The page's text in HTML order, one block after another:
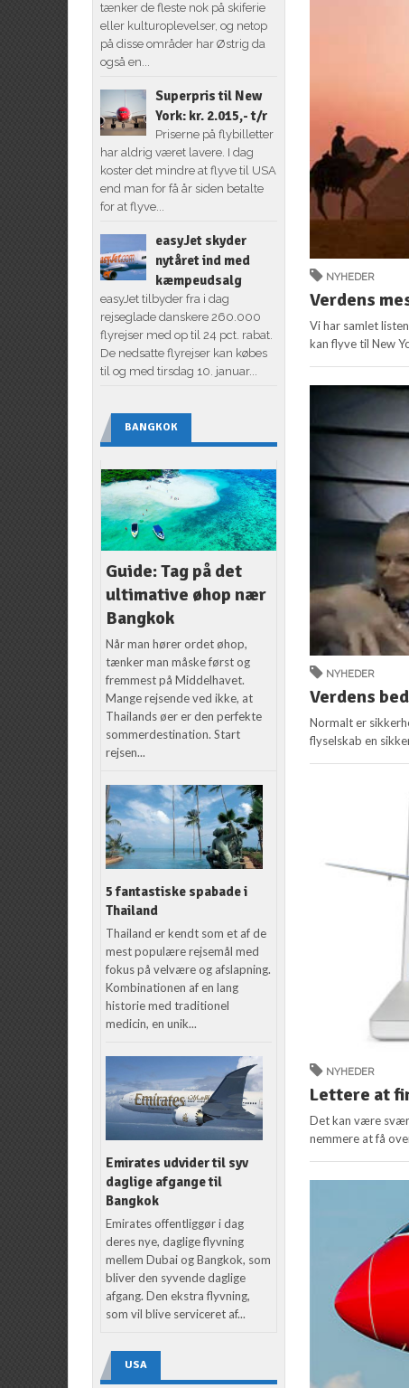
NYHEDER
Verdens
Vi har samlet
kan flyve til New
NYHEDER
Verdens
Normalt er
flyselskab en
NYHEDER
Lettere at
Det kan være
nemmere at få
tænker de fleste nok på skiferie
eller kulturoplevelser, og netop
på disse områder har Østrig da
også en...
Superpris til New
York: kr. 2.015,- t/r
Priserne på flybilletter
har aldrig været lavere. I dag
koster det mindre at flyve til USA
end man for få år siden betalte
for at flyve...
easyJet skyder
nytåret ind med
kæmpeudsalg
easyJet tilbyder fra i dag
rejseglade danskere 260.000
flyrejser med op til 24 pct. rabat.
De nedsatte flyrejser kan købes
til og med tirsdag 10. januar...
BANGKOK
Guide: Tag på det
ultimative øhop nær
Bangkok
Når man hører ordet øhop,
tænker man måske først og
fremmest på Middelhavet.
Mange rejsende ved ikke, at
Thailands øer er den perfekte
sommerdestination. Start
rejsen...
5 fantastiske spabade i
Thailand
Thailand er kendt som et af de
mest populære rejsemål med
fokus på velvære og afslapning.
Kombinationen af en lang
historie med traditionel
medicin, en unik...
Emirates udvider til syv
daglige afgange til
Bangkok
Emirates offentliggør i dag
deres nye, daglige flyvning
mellem Dubai og Bangkok, som
bliver den syvende daglige
afgang. Den ekstra flyvning,
som vil blive serviceret af...
USA